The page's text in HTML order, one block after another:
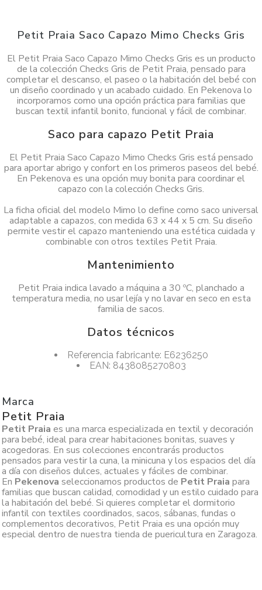
Petit Praia Saco Capazo Mimo Checks Gris
El Petit Praia Saco Capazo Mimo Checks Gris es un producto
de la colección Checks Gris de Petit Praia, pensado para
completar el descanso, el paseo o la habitación del bebé con
un diseño coordinado y un acabado cuidado. En Pekenova lo
incorporamos como una opción práctica para familias que
buscan textil infantil bonito, funcional y fácil de combinar.
Saco para capazo Petit Praia
El Petit Praia Saco Capazo Mimo Checks Gris está pensado
para aportar abrigo y confort en los primeros paseos del bebé.
En Pekenova es una opción muy bonita para coordinar el
capazo con la colección Checks Gris.
La ficha oficial del modelo Mimo lo define como saco universal
adaptable a capazos, con medida 63 x 44 x 5 cm. Su diseño
permite vestir el capazo manteniendo una estética cuidada y
combinable con otros textiles Petit Praia.
Mantenimiento
Petit Praia indica lavado a máquina a 30 ºC, planchado a
temperatura media, no usar lejía y no lavar en seco en esta
familia de sacos.
Datos técnicos
Referencia fabricante: E6236250
EAN: 8438085270803
Marca
Petit Praia
Petit Praia es una marca especializada en textil y decoración
para bebé, ideal para crear habitaciones bonitas, suaves y
acogedoras. En sus colecciones encontrarás productos
pensados para vestir la cuna, la minicuna y los espacios del día
a día con diseños dulces, actuales y fáciles de combinar.
En Pekenova seleccionamos productos de Petit Praia para
familias que buscan calidad, comodidad y un estilo cuidado para
la habitación del bebé. Si quieres completar el dormitorio
infantil con textiles coordinados, sacos, sábanas, fundas o
complementos decorativos, Petit Praia es una opción muy
especial dentro de nuestra tienda de puericultura en Zaragoza.